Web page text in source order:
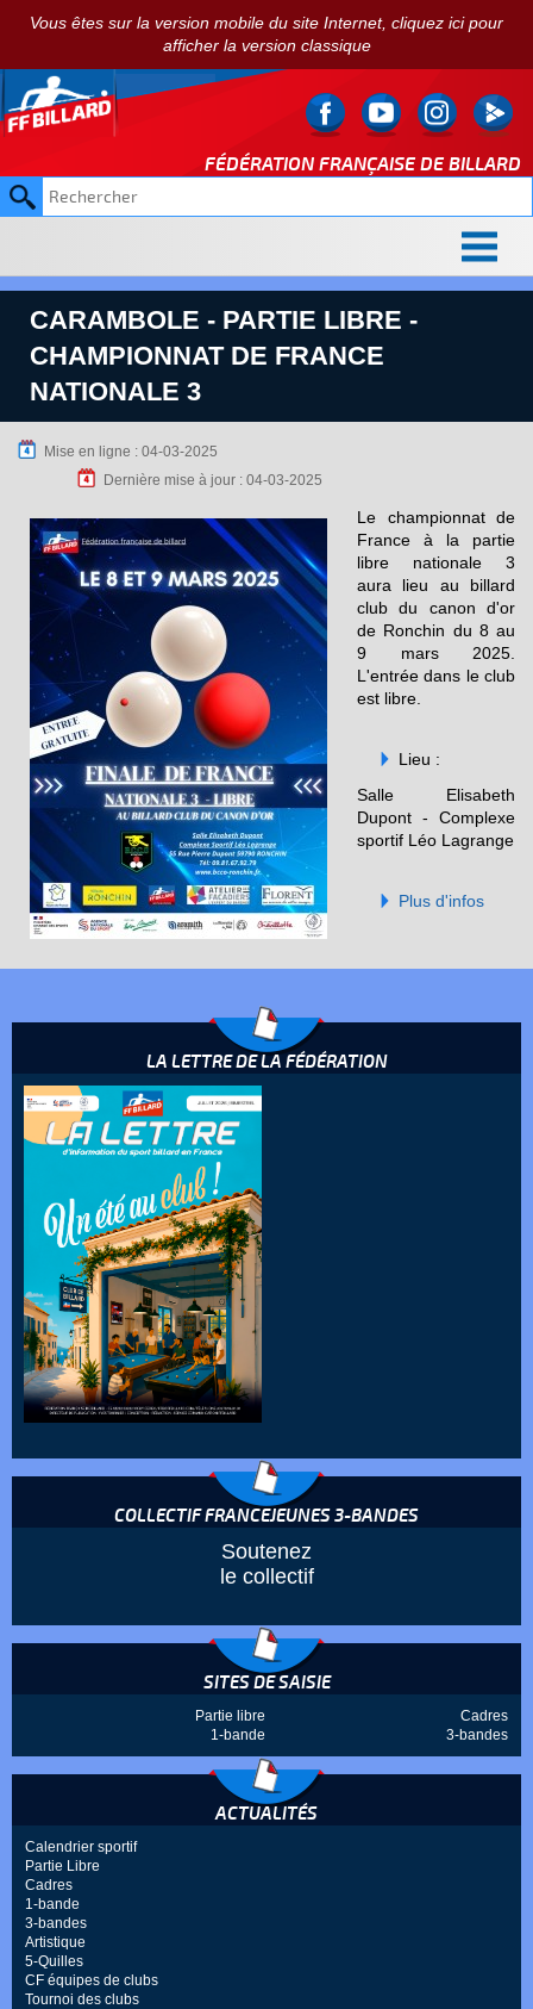
Vous êtes sur la version mobile du site Internet, cliquez ici pour
afficher la version classique
FÉDÉRATION FRANÇAISE DE BILLARD
CARAMBOLE - PARTIE LIBRE -
CHAMPIONNAT DE FRANCE
NATIONALE 3
Mise en ligne : 04-03-2025
Dernière mise à jour : 04-03-2025
Le championnat de
France à la partie
libre nationale 3
aura lieu au billard
club du canon d'or
de Ronchin du 8 au
9 mars 2025.
L'entrée dans le club
est libre.
Lieu :
Salle Elisabeth
Dupont - Complexe
sportif Léo Lagrange
Plus d'infos
LA LETTRE DE LA FÉDÉRATION
COLLECTIF FRANCEJEUNES 3-BANDES
Soutenez
le collectif
SITES DE SAISIE
Partie libre
Cadres
1-bande
3-bandes
ACTUALITÉS
Calendrier sportif
Partie Libre
Cadres
1-bande
3-bandes
Artistique
5-Quilles
CF équipes de clubs
Tournoi des clubs